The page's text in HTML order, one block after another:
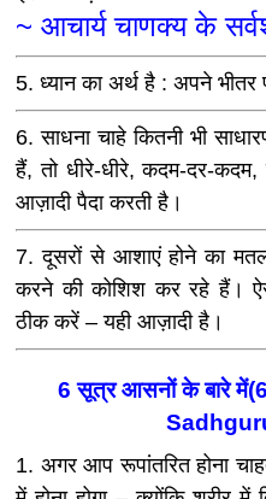
~ आचार्य चाणक्य के
5. ध्यान का अर्थ है : अपने भीतर
6. साधना चाहे कितनी भी
हैं, तो धीरे-धीरे, कदम-दर-
आज़ादी पैदा करती है।
7. दूसरों से आशाएं होने का
करने की कोशिश कर रहे हैं।
ठीक करें – यही आज़ादी है।
6 सूत्र आसनों के बारे
1. अगर आप रूपांतरित होना